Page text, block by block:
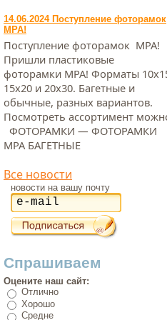
14.06.2024 Поступление фоторамок
МРА!
Поступление фоторамок МРА!
Пришли пластиковые
фоторамки МРА! Форматы
15х20 и 20х30. Багетные и
обычные, разных вариантов.
Посмотреть ассортимент
ФОТОРАМКИ — ФОТОРАМКИ
МРА БАГЕТНЫЕ
Все новости
новости на вашу почту
Спрашиваем
Оцените наш сайт:
Отлично
Хорошо
Средне